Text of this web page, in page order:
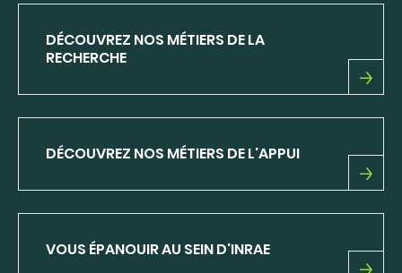
INRAE
DÉCOUVREZ NOS MÉTIERS DE LA
RECHERCHE
DÉCOUVREZ
DE
LA
DÉCOUVREZ NOS MÉTIERS DE L'APPUI
DÉCOUVREZ
L'APPUI
VOUS ÉPANOUIR AU SEIN D'INRAE